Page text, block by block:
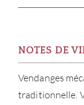
NOTES DE
Vendanges
traditionnelle.